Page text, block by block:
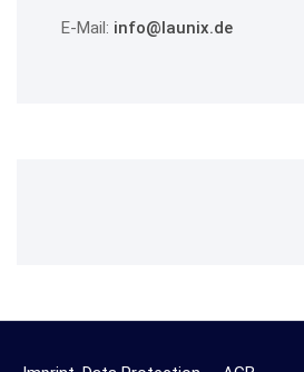
E-Mail: info@launix.de